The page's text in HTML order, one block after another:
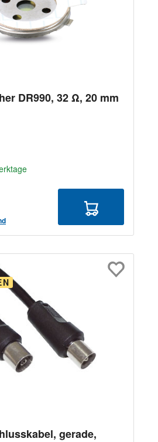
DR990, 32 Ω, 20 mm
von 5 von 5 Sternen
gerade,